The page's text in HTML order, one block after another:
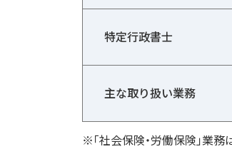
特定行政書士
主な取り扱い業務
※「社会保険・労働保険」業